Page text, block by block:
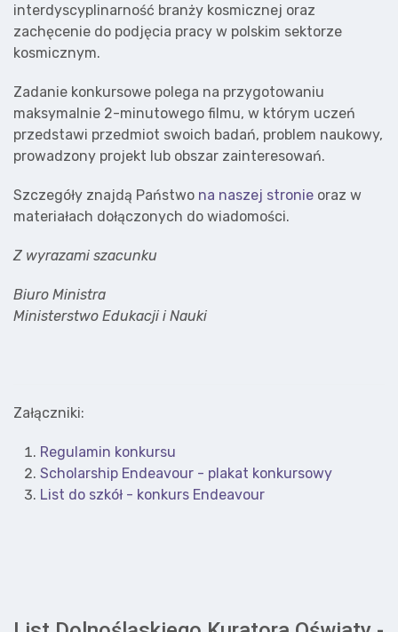
interdyscyplinarność branży kosmicznej oraz
zachęcenie do podjęcia pracy w polskim sektorze
kosmicznym.
Zadanie konkursowe polega na przygotowaniu
maksymalnie 2-minutowego filmu, w którym uczeń
przedstawi przedmiot swoich badań, problem naukowy,
prowadzony projekt lub obszar zainteresowań.
Szczegóły znajdą Państwo na naszej stronie oraz w
materiałach dołączonych do wiadomości.
Z wyrazami szacunku
Biuro Ministra
Ministerstwo Edukacji i Nauki
Załączniki:
Regulamin konkursu
Scholarship Endeavour - plakat konkursowy
List do szkół - konkurs Endeavour